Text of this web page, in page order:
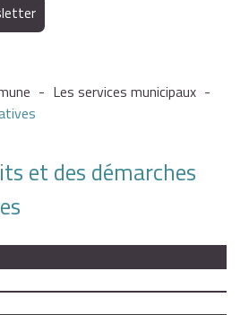
- Les services municipaux -
et des démarches